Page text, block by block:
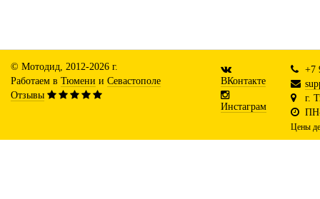
© Мотодид, 2012-2026 г.
Работаем в Тюмени и Севастополе
Отзывы
ВКонтакте
Инстаграм
+7
г.
Цены